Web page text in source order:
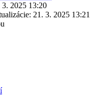
3. 2025 13:20
21. 3. 2025 13:21